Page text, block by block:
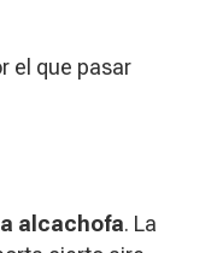
el que pasar
alcachofa. La